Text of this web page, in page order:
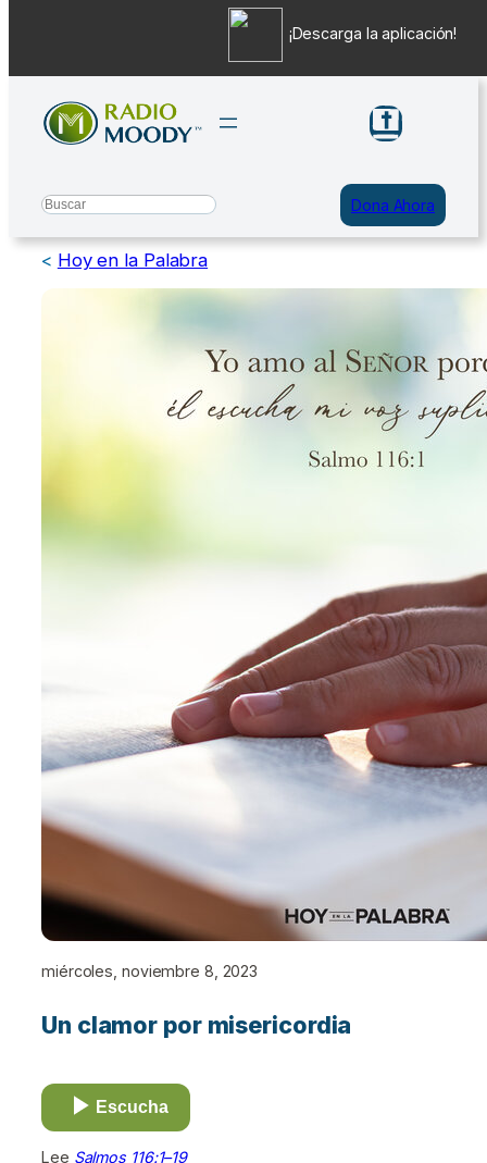
contenido
Search Dona Ahora
< Hoy en la Palabra
miércoles, noviembre 8, 2023
Un clamor por misericordia
Escucha
Lee Salmos 116:1–19
¡Descarga la aplicación!